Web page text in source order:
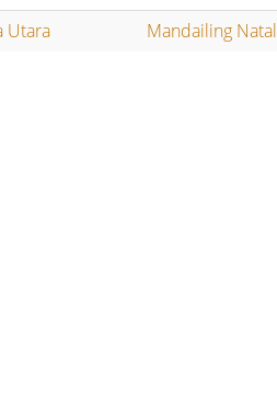
Utara
Mandailing Natal